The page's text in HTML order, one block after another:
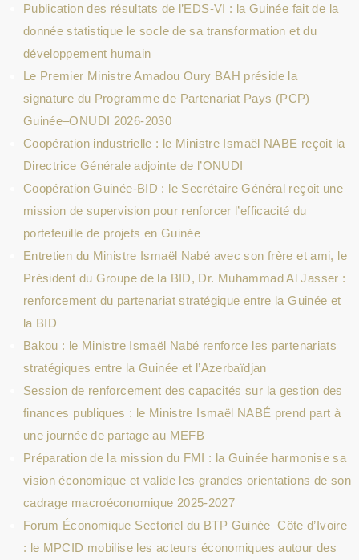
Publication des résultats de l’EDS-VI : la Guinée fait de la
donnée statistique le socle de sa transformation et du
développement humain
Le Premier Ministre Amadou Oury BAH préside la
signature du Programme de Partenariat Pays (PCP)
Guinée–ONUDI 2026-2030
Coopération industrielle : le Ministre Ismaël NABE reçoit la
Directrice Générale adjointe de l’ONUDI
Coopération Guinée-BID : le Secrétaire Général reçoit une
mission de supervision pour renforcer l’efficacité du
portefeuille de projets en Guinée
Entretien du Ministre Ismaël Nabé avec son frère et ami, le
Président du Groupe de la BID, Dr. Muhammad Al Jasser :
renforcement du partenariat stratégique entre la Guinée et
la BID
Bakou : le Ministre Ismaël Nabé renforce les partenariats
stratégiques entre la Guinée et l’Azerbaïdjan
Session de renforcement des capacités sur la gestion des
finances publiques : le Ministre Ismaël NABÉ prend part à
une journée de partage au MEFB
Préparation de la mission du FMI : la Guinée harmonise sa
vision économique et valide les grandes orientations de son
cadrage macroéconomique 2025-2027
Forum Économique Sectoriel du BTP Guinée–Côte d’Ivoire
: le MPCID mobilise les acteurs économiques autour des